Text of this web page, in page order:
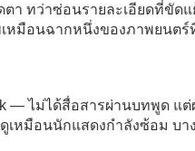
ทว่าซ่อนรายละเอียดที่ขัด
หมือนฉากหนึ่งของภาพยนตร์
— ไม่ได้สื่อสารผ่านบทพูด
เหมือนนักแสดงกำลังซ้อม